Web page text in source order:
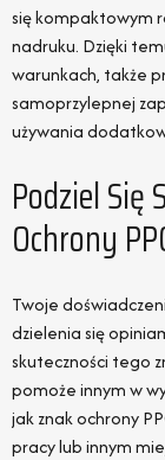
się kompaktowym
nadruku. Dzięki
warunkach, także
samoprzylepnej
używania
Podziel Się
Ochrony
Twoje
dzielenia się
skuteczności tego
pomoże innym w
jak znak ochrony
pracy lub innym